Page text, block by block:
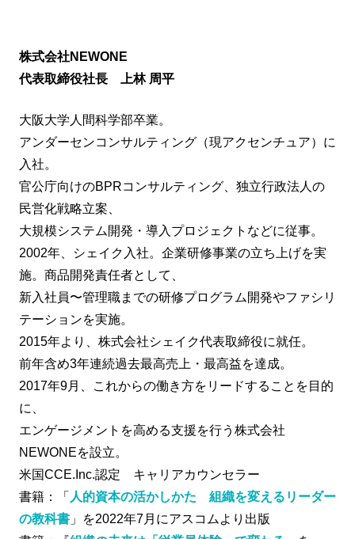
株式会社NEWONE
代表取締役社長 上林 周平
大阪大学人間科学部卒業。
アンダーセンコンサルティング（現アクセンチュア）に
入社。
官公庁向けのBPRコンサルティング、独立行政法人の
民営化戦略立案、
大規模システム開発・導入プロジェクトなどに従事。
2002年、シェイク入社。企業研修事業の立ち上げを実
施。商品開発責任者として、
新入社員〜管理職までの研修プログラム開発やファシリ
テーションを実施。
2015年より、株式会社シェイク代表取締役に就任。
前年含め3年連続過去最高売上・最高益を達成。
2017年9月、これからの働き方をリードすることを目的
に、
エンゲージメントを高める支援を行う株式会社
NEWONEを設立。
米国CCE.Inc.認定 キャリアカウンセラー
書籍：「 人的資本の活かしかた 組織を変えるリーダー
の教科書 」を2022年7月にアスコムより出版